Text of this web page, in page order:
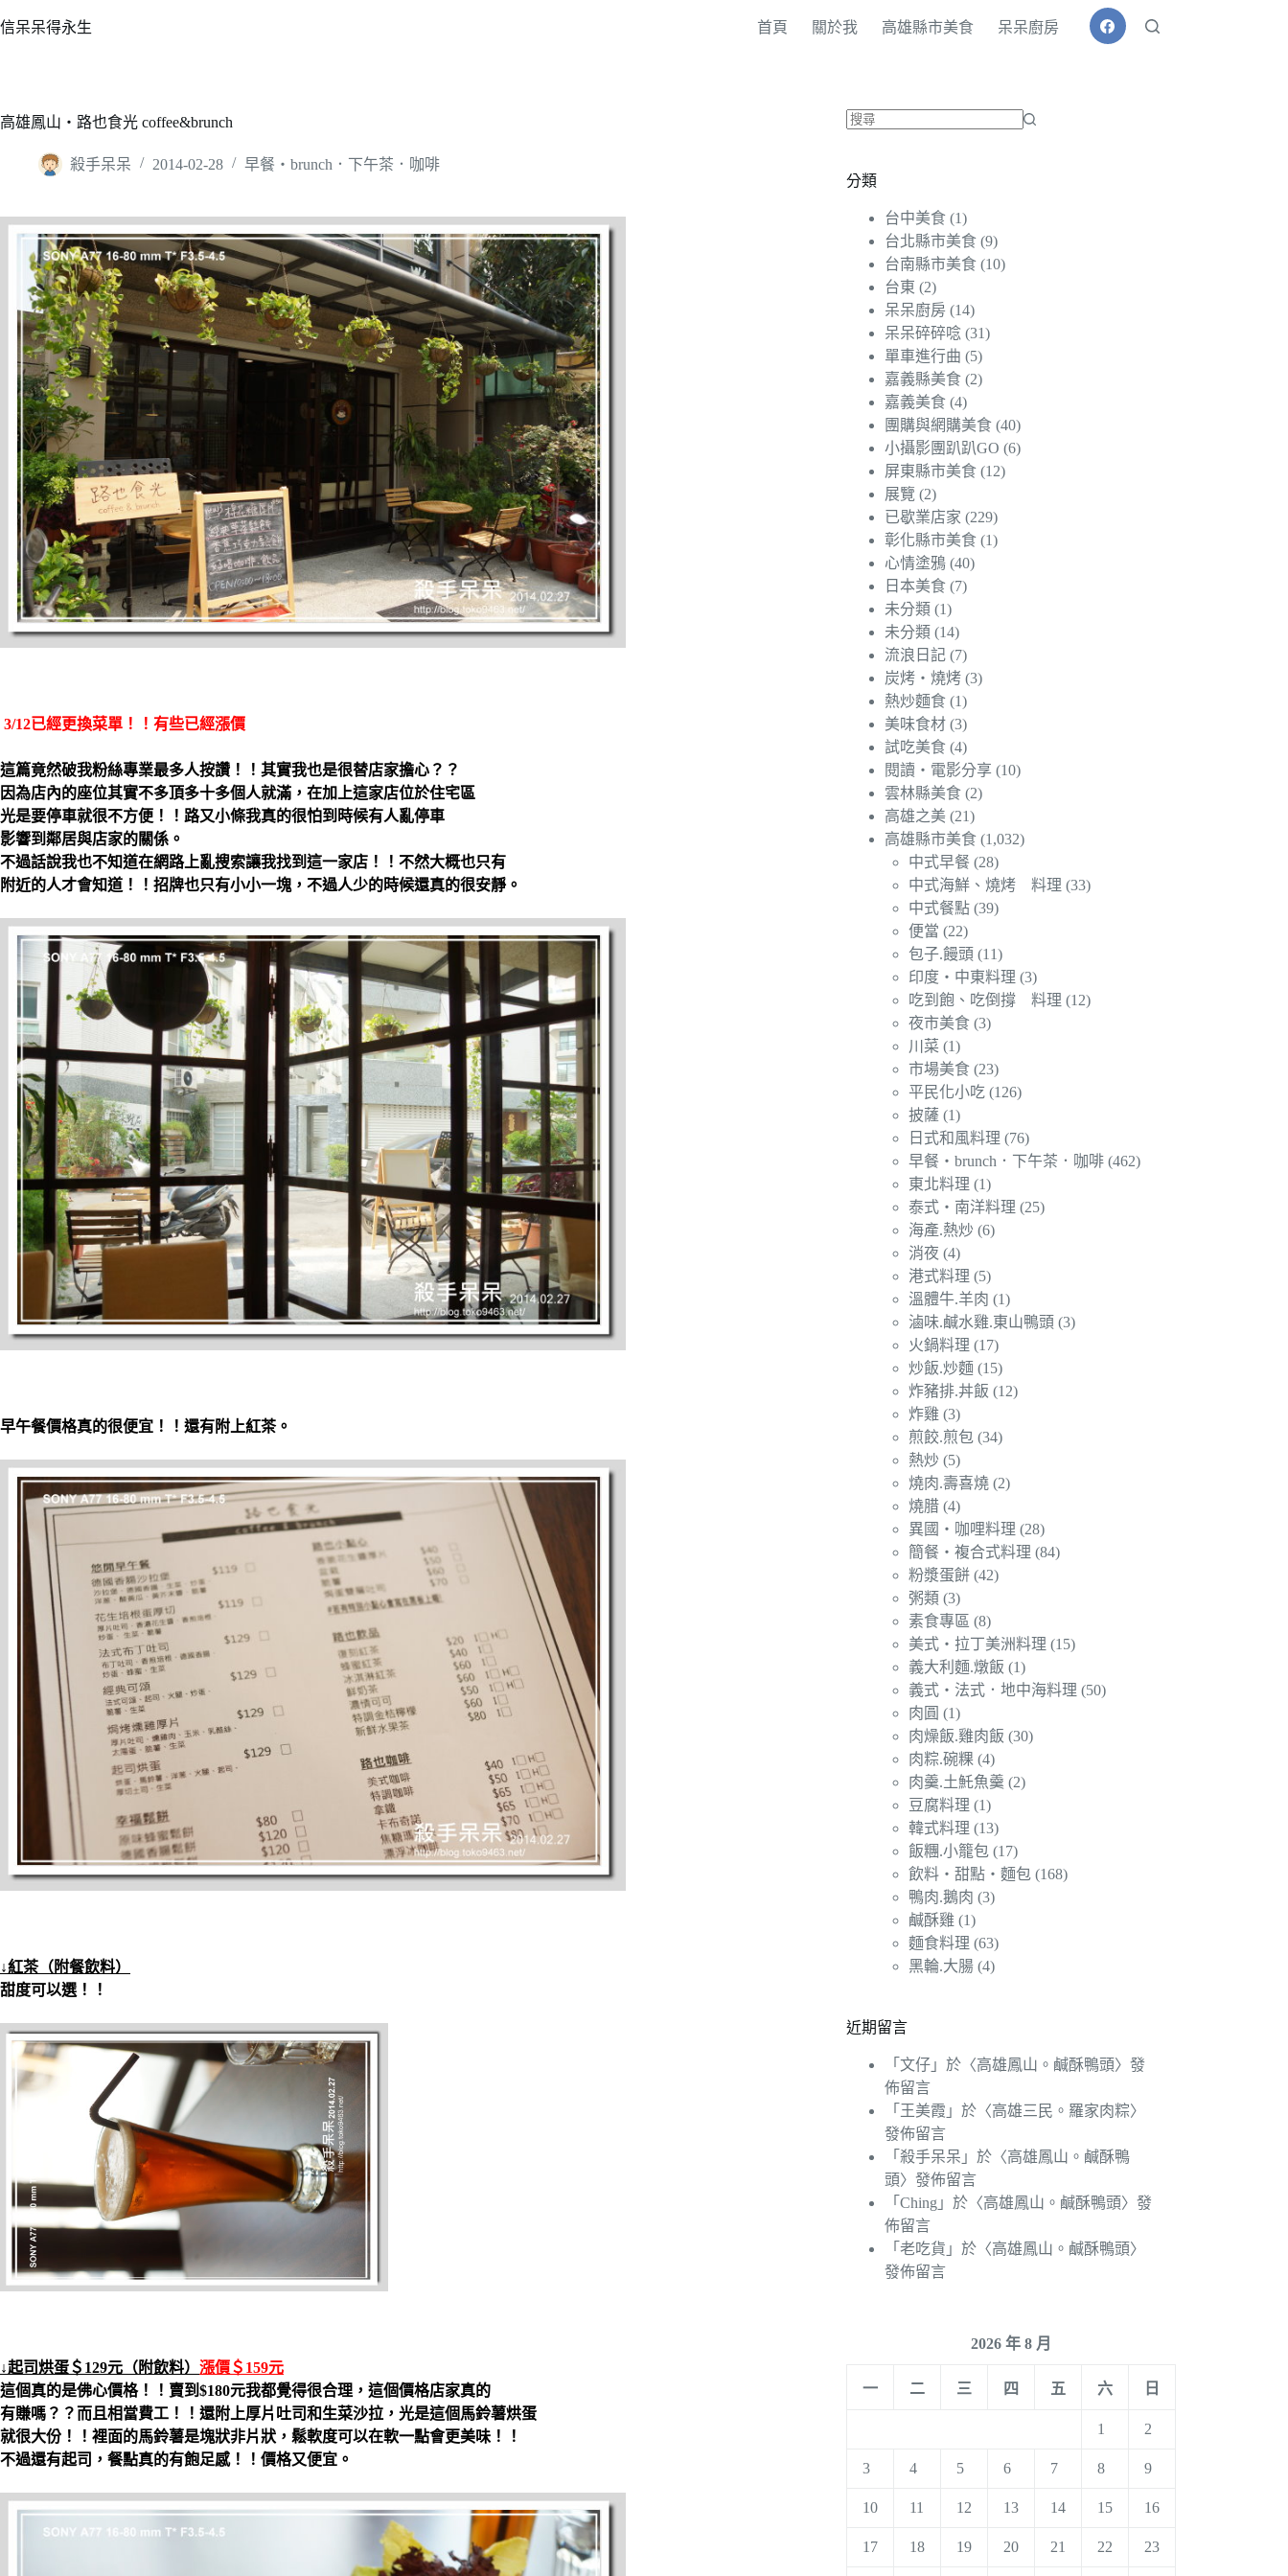
至
容
信呆呆得永生 首頁 關於我 高雄縣市美食 呆呆廚房
高雄鳳山‧路也食光 coffee&brunch
殺手呆呆 2014-02-28 早餐‧brunch．下午茶．咖啡
3/12已經更換菜單！！有些已經漲價
這篇竟然破我粉絲專業最多人按讚！！其實我也是很替店家擔心？？
因為店內的座位其實不多頂多十多個人就滿，在加上這家店位於住宅區
光是要停車就很不方便！！路又小條我真的很怕到時候有人亂停車
影響到鄰居與店家的關係。
不過話說我也不知道在網路上亂搜索讓我找到這一家店！！不然大概也只有
附近的人才會知道！！招牌也只有小小一塊，不過人少的時候還真的很安靜。
早午餐價格真的很便宜！！還有附上紅茶。
↓紅茶（附餐飲料）
甜度可以選！！
↓起司烘蛋＄129元（附飲料） 漲價＄159元
這個真的是佛心價格！！賣到$180元我都覺得很合理，這個價格店家真的
有賺嗎？？而且相當費工！！還附上厚片吐司和生菜沙拉，光是這個馬鈴薯烘蛋
就很大份！！裡面的馬鈴薯是塊狀非片狀，鬆軟度可以在軟一點會更美味！！
不過還有起司，餐點真的有飽足感！！價格又便宜。
到
分類
台中美食 (1)
台北縣市美食 (9)
台南縣市美食 (10)
台東 (2)
呆呆廚房 (14)
呆呆碎碎唸 (31)
單車進行曲 (5)
嘉義縣美食 (2)
嘉義美食 (4)
團購與網購美食 (40)
小攝影團趴趴GO (6)
屏東縣市美食 (12)
展覽 (2)
已歇業店家 (229)
彰化縣市美食 (1)
心情塗鴉 (40)
日本美食 (7)
未分類 (1)
未分類 (14)
流浪日記 (7)
炭烤‧燒烤 (3)
熱炒麵食 (1)
美味食材 (3)
試吃美食 (4)
閱讀‧電影分享 (10)
雲林縣美食 (2)
高雄之美 (21)
高雄縣市美食 (1,032)
中式早餐 (28)
中式海鮮、燒烤 料理 (33)
中式餐點 (39)
便當 (22)
包子.饅頭 (11)
印度‧中東料理 (3)
吃到飽、吃倒撐 料理 (12)
夜市美食 (3)
川菜 (1)
市場美食 (23)
平民化小吃 (126)
披薩 (1)
日式和風料理 (76)
早餐‧brunch．下午茶．咖啡 (462)
東北料理 (1)
泰式‧南洋料理 (25)
海產.熱炒 (6)
消夜 (4)
港式料理 (5)
溫體牛.羊肉 (1)
滷味.鹹水雞.東山鴨頭 (3)
火鍋料理 (17)
炒飯.炒麵 (15)
炸豬排.丼飯 (12)
炸雞 (3)
煎餃.煎包 (34)
熱炒 (5)
燒肉.壽喜燒 (2)
燒腊 (4)
異國‧咖哩料理 (28)
簡餐‧複合式料理 (84)
粉漿蛋餅 (42)
粥類 (3)
素食專區 (8)
美式‧拉丁美洲料理 (15)
義大利麵.燉飯 (1)
義式‧法式．地中海料理 (50)
肉圓 (1)
肉燥飯.雞肉飯 (30)
肉粽.碗粿 (4)
肉羹.土魠魚羹 (2)
豆腐料理 (1)
韓式料理 (13)
飯糰.小籠包 (17)
飲料‧甜點‧麵包 (168)
鴨肉.鵝肉 (3)
鹹酥雞 (1)
麵食料理 (63)
黑輪.大腸 (4)
近期留言
「文仔 」於〈高雄鳳山。鹹酥鴨頭〉發
佈留言
「 王美霞 」於〈高雄三民。羅家肉粽〉
發佈留言
「殺手呆呆 」於〈高雄鳳山。鹹酥鴨
頭〉發佈留言
「Ching 」於〈高雄鳳山。鹹酥鴨頭〉發
佈留言
「老吃貨 」於〈高雄鳳山。鹹酥鴨頭〉
發佈留言
2026 年 8 月
一 二 三 四 五 六 日
1 2
3 4 5 6 7 8 9
10 11 12 13 14 15 16
17 18 19 20 21 22 23